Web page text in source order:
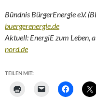
Bündnis BürgerEnergie e.V.
buergerenergie.de
Aktuell: EnergiE zum Leben,
nord.de
TEILEN MIT: